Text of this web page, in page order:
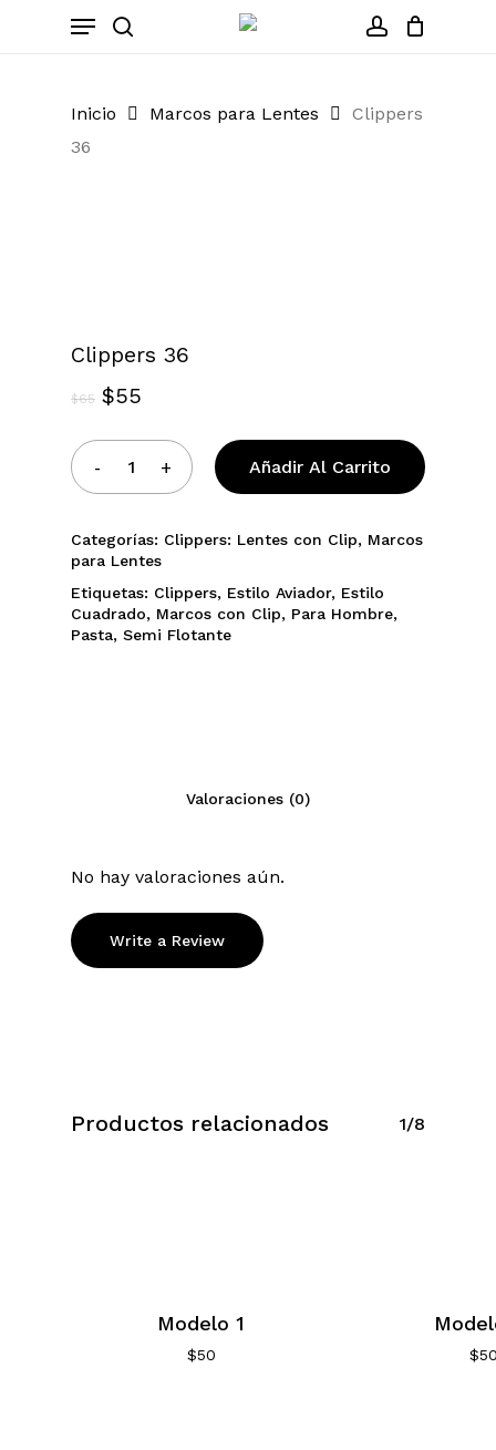
Menu
Inicio Marcos para Lentes
Clippers
36
Clippers 36
$65 El
$55
actual
Añadir Al Carrito
Categorías: Clippers: Lentes con Clip, Marcos
para Lentes
Etiquetas: Clippers, Estilo Aviador, Estilo
Cuadrado, Marcos con Clip, Para Hombre,
Pasta, Semi Flotante
Valoraciones (0)
No hay valoraciones aún.
Write a Review
Productos relacionados 1/8
Modelo 1
$50 $